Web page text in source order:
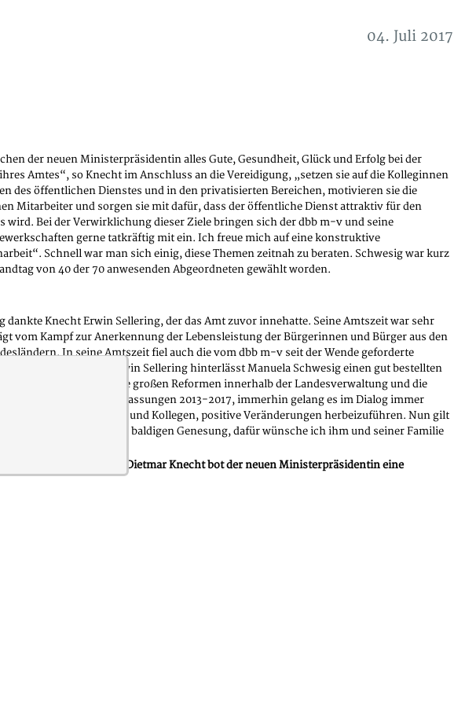
04. Juli 2017
Landesvorsitzende Dietmar Knecht bot der neuen Ministerpräsidentin eine
der neuen Ministerpräsidentin alles Gute, Gesundheit, Glück und Erfolg bei der
Amtes“, so Knecht im Anschluss an die Vereidigung, „setzen sie auf die Kolleginnen
des öffentlichen Dienstes und in den privatisierten Bereichen, motivieren sie die
Mitarbeiter und sorgen sie mit dafür, dass der öffentliche Dienst attraktiv für den
wird. Bei der Verwirklichung dieser Ziele bringen sich der dbb m-v und seine
gerne tatkräftig mit ein. Ich freue mich auf eine konstruktive
Schnell war man sich einig, diese Themen zeitnah zu beraten. Schwesig war kurz
von 40 der 70 anwesenden Abgeordneten gewählt worden.
dankte Knecht Erwin Sellering, der das Amt zuvor innehatte. Seine Amtszeit war sehr
vom Kampf zur Anerkennung der Lebensleistung der Bürgerinnen und Bürger aus den
In seine Amtszeit fiel auch die vom dbb m-v seit der Wende geforderte
von Lehrkräften. „Erwin Sellering hinterlässt Manuela Schwesig einen gut bestellten
sind sicherlich die großen Reformen innerhalb der Landesverwaltung und die
bei den Besoldungsanpassungen 2013-2017, immerhin gelang es im Dialog immer
Interesse der Kolleginnen und Kollegen, positive Veränderungen herbeizuführen. Nun gilt
der Wunsch nach seiner baldigen Genesung, dafür wünsche ich ihm und seiner Familie